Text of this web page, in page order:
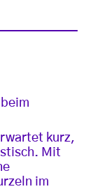
kurz,
Mit
im